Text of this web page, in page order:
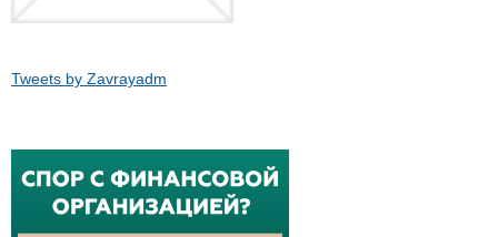
Tweets by Zavrayadm